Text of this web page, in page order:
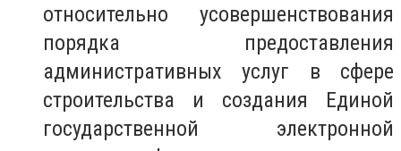
относительно усовершенствования
порядка предоставления
административных услуг в сфере
строительства и создания Единой
государственной электронной